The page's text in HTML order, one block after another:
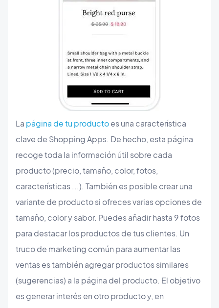
La página de tu productoes una característica
clave de Shopping Apps. De hecho, esta página
recoge toda la información útil sobre cada
producto (precio, tamaño, color, fotos,
características ...). También es posible crear una
variante de producto si ofreces varias opciones de
tamaño, color y sabor. Puedes añadir hasta 9 fotos
para destacar los productos de tus clientes. Un
truco de marketing común para aumentar las
ventas es también agregar productos similares
(sugerencias) a la página del producto. El objetivo
es generar interés en otro producto y, en